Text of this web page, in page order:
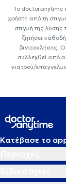
Το doctoranytime
χρήστη από τη
στιγμή της λύσης
ζητήσει
βιντεοκλήσης.
συλλεχθεί από
γιατρού/
Κατέβασε το